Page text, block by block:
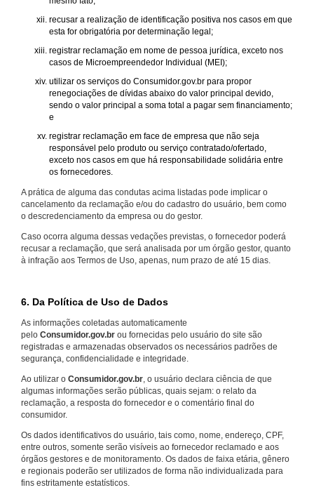
recusar a realização de identificação positiva nos casos em que
esta for obrigatória por determinação legal;
registrar reclamação em nome de pessoa jurídica, exceto nos
casos de Microempreendedor Individual (MEI);
utilizar os serviços do Consumidor.gov.br para propor
renegociações de dívidas abaixo do valor principal devido,
sendo o valor principal a soma total a pagar sem financiamento;
e
registrar reclamação em face de empresa que não seja
responsável pelo produto ou serviço contratado/ofertado,
exceto nos casos em que há responsabilidade solidária entre
os fornecedores.
A prática de alguma das condutas acima listadas pode implicar o
cancelamento da reclamação e/ou do cadastro do usuário, bem como
o descredenciamento da empresa ou do gestor.
Caso ocorra alguma dessas vedações previstas, o fornecedor poderá
recusar a reclamação, que será analisada por um órgão gestor, quanto
à infração aos Termos de Uso, apenas, num prazo de até 15 dias.
6. Da Política de Uso de Dados
As informações coletadas automaticamente
pelo Consumidor.gov.br ou fornecidas pelo usuário do site são
registradas e armazenadas observados os necessários padrões de
segurança, confidencialidade e integridade.
Ao utilizar o Consumidor.gov.br , o usuário declara ciência de que
algumas informações serão públicas, quais sejam: o relato da
reclamação, a resposta do fornecedor e o comentário final do
consumidor.
Os dados identificativos do usuário, tais como, nome, endereço, CPF,
entre outros, somente serão visíveis ao fornecedor reclamado e aos
órgãos gestores e de monitoramento. Os dados de faixa etária, gênero
e regionais poderão ser utilizados de forma não individualizada para
fins estritamente estatísticos.